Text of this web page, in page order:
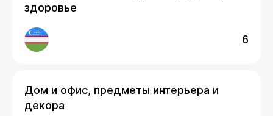
здоровье
6
Дом и офис, предметы интерьера и
декора